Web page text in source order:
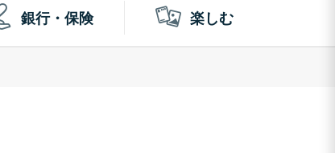
銀行・保険 楽しむ